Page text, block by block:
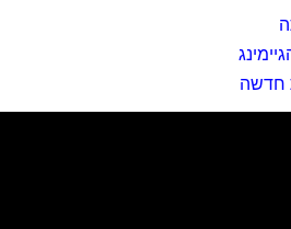
חדשה